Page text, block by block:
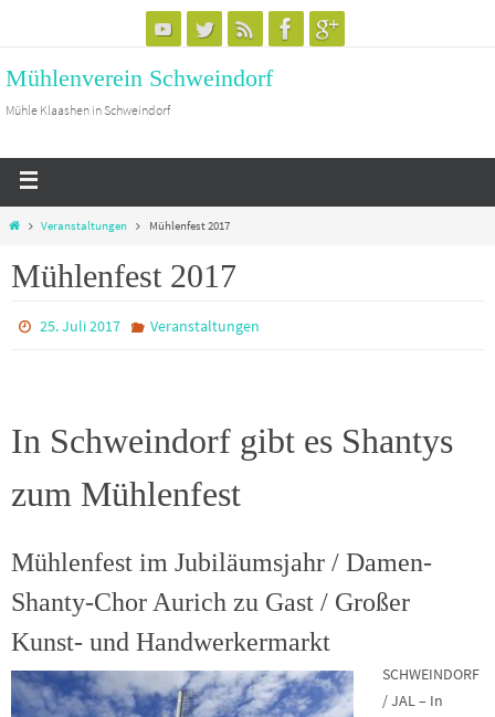
Mühlenverein Schweindorf
Mühle Klaashen in Schweindorf
Veranstaltungen Mühlenfest 2017
Mühlenfest 2017
25. Juli 2017 Veranstaltungen
In Schweindorf gibt es Shantys
zum Mühlenfest
Mühlenfest im Jubiläumsjahr / Damen-
Shanty-Chor Aurich zu Gast / Großer
Kunst- und Handwerkermarkt
SCHWEINDORF
/ JAL – In